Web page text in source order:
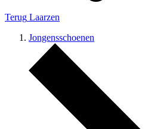
Terug Laarzen
Jongensschoenen